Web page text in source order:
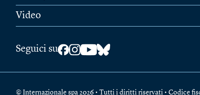
Video
Seguici su
© Internazionale spa 2026 • Tutti i diritti riservati • Codice